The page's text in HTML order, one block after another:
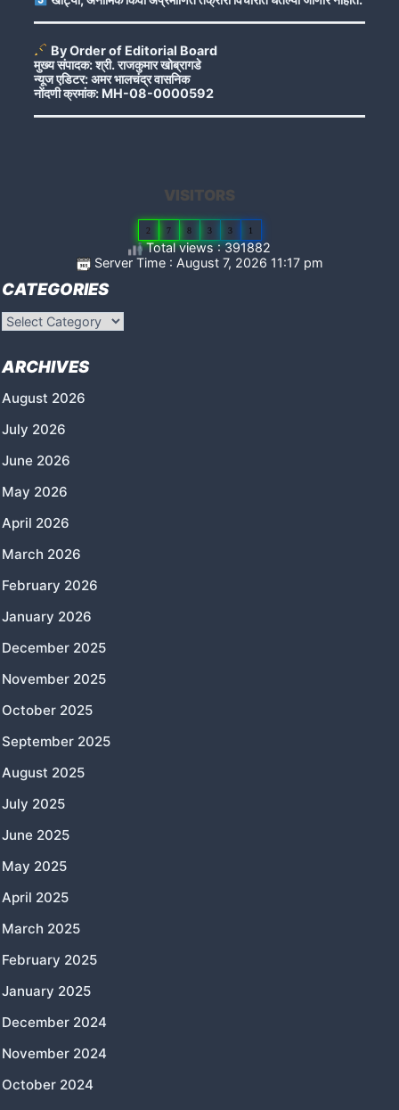
By Order of Editorial Board
मुख्य संपादक: श्री. राजकुमार खोब्रागडे
न्यूज एडिटर: अमर भालचंद्र वासनिक
नोंदणी क्रमांक: MH-08-0000592
VISITORS
2 7 8 3 3 1
Total views : 391882
Server Time : August 7, 2026 11:17 pm
CATEGORIES
Categories
ARCHIVES
August 2026
July 2026
June 2026
May 2026
April 2026
March 2026
February 2026
January 2026
December 2025
November 2025
October 2025
September 2025
August 2025
July 2025
June 2025
May 2025
April 2025
March 2025
February 2025
January 2025
December 2024
November 2024
October 2024